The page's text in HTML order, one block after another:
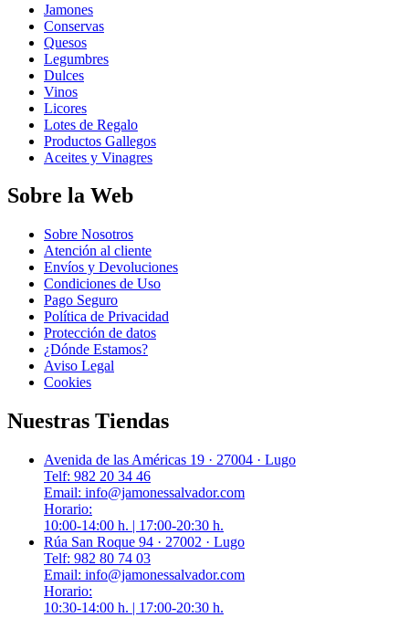
Jamones
Conservas
Quesos
Legumbres
Dulces
Vinos
Licores
Lotes de Regalo
Productos Gallegos
Aceites y Vinagres
Sobre la Web
Sobre Nosotros
Atención al cliente
Envíos y Devoluciones
Condiciones de Uso
Pago Seguro
Política de Privacidad
Protección de datos
¿Dónde Estamos?
Aviso Legal
Cookies
Nuestras Tiendas
Avenida de las Américas 19 · 27004 · Lugo
Telf: 982 20 34 46
Email: info@jamonessalvador.com
Horario:
10:00-14:00 h. | 17:00-20:30 h.
Rúa San Roque 94 · 27002 · Lugo
Telf: 982 80 74 03
Email: info@jamonessalvador.com
Horario:
10:30-14:00 h. | 17:00-20:30 h.